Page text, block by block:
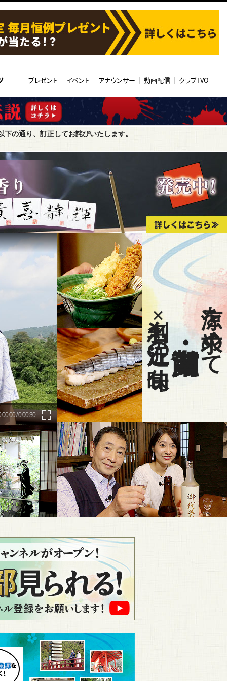
プレゼント イベント アナウンサー 動画配信 クラブTVO
下の通り、訂正してお詫びいたします。
涼を求めて
名刹×近江の旬味
/ 0:00:30 fullscreen